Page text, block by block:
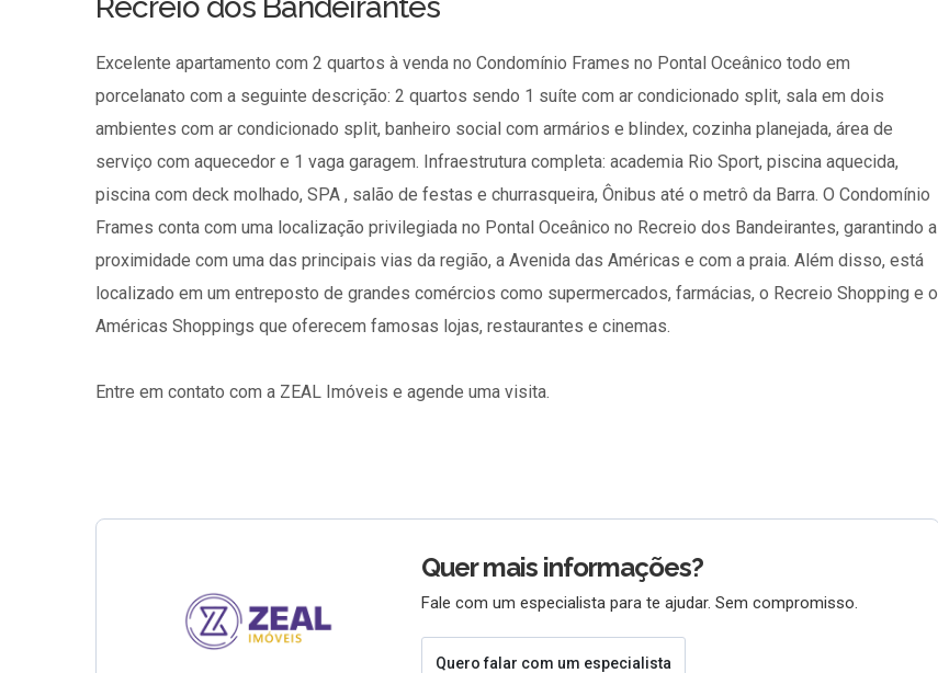
Excelente apartamento com 2 quartos à venda no Condomínio Frames no Pontal Oceânico todo em
porcelanato com a seguinte descrição: 2 quartos sendo 1 suíte com ar condicionado split, sala em dois
ambientes com ar condicionado split, banheiro social com armários e blindex, cozinha planejada, área de
serviço com aquecedor e 1 vaga garagem. Infraestrutura completa: academia Rio Sport, piscina aquecida,
piscina com deck molhado, SPA , salão de festas e churrasqueira, Ônibus até o metrô da Barra. O Condomínio
Frames conta com uma localização privilegiada no Pontal Oceânico no Recreio dos Bandeirantes, garantindo a
proximidade com uma das principais vias da região, a Avenida das Américas e com a praia. Além disso, está
localizado em um entreposto de grandes comércios como supermercados, farmácias, o Recreio Shopping e o
Américas Shoppings que oferecem famosas lojas, restaurantes e cinemas.
Entre em contato com a ZEAL Imóveis e agende uma visita.
Quer mais informações?
Fale com um especialista para te ajudar. Sem compromisso.
Quero falar com um especialista